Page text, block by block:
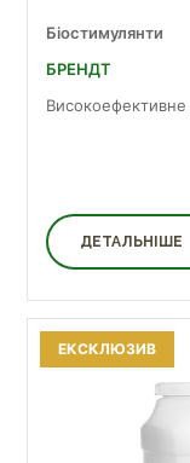
Біостимулянти
БРЕНДТ
ДЕТАЛЬНІШЕ
ЕКСКЛЮЗИВ